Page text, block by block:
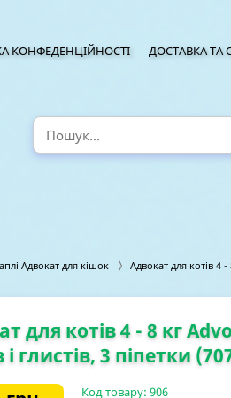
КОНФЕДЕНЦІЙНОСТІ ДОСТАВКА ТА
Адвокат для кішок Адвокат для котів 4 -
для котів 4 - 8 кг
і глистів, 3 піпетки
Код товару: 906